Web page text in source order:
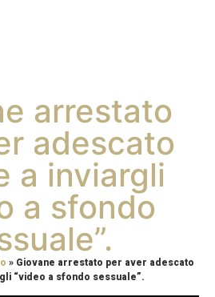
arrestato
adescato
a inviargli
a sfondo
» Giovane arrestato per aver adescato
“video a sfondo sessuale”.